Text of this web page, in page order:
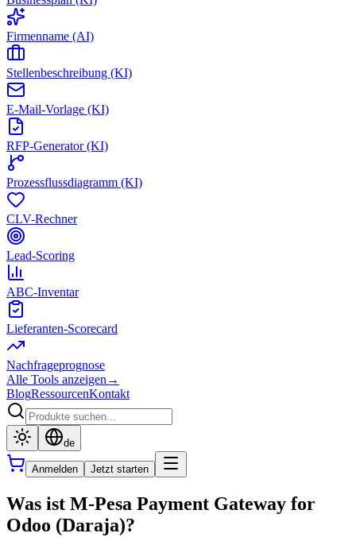
Firmenname (AI)
Stellenbeschreibung (KI)
E-Mail-Vorlage (KI)
RFP-Generator (KI)
Prozessflussdiagramm (KI)
CLV-Rechner
Lead-Scoring
ABC-Inventar
Lieferanten-Scorecard
Nachfrageprognose
Alle Tools anzeigen →
BlogRessourcenKontakt
de
Anmelden Jetzt starten
Was ist M-Pesa Payment Gateway for
Odoo (Daraja)?